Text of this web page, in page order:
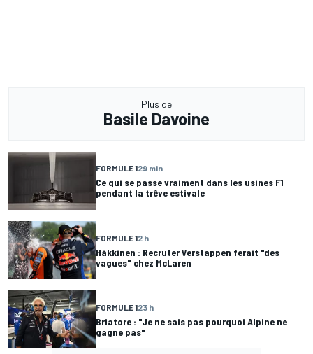
Plus de
Basile Davoine
FORMULE 129 min
Ce qui se passe vraiment dans les usines F1
pendant la trêve estivale
FORMULE 12 h
Häkkinen : Recruter Verstappen ferait "des
vagues" chez McLaren
FORMULE 123 h
Briatore : "Je ne sais pas pourquoi Alpine ne
gagne pas"